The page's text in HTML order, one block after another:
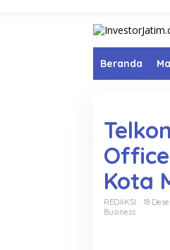
Beranda
Kota
REDAKSI
18
Business